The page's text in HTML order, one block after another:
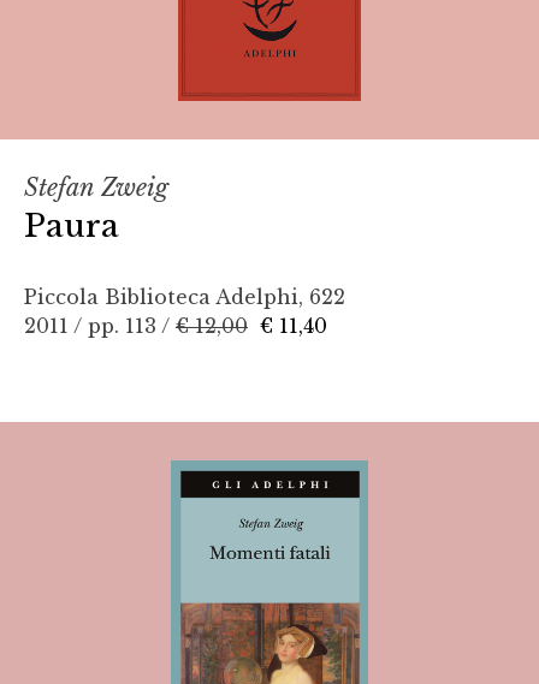
Stefan Zweig
Paura
Piccola Biblioteca Adelphi, 622
2011 / pp. 113 / € 12,00 € 11,40